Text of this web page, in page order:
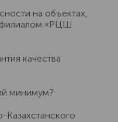
на объектах,
«РЦШ
качества
минимум?